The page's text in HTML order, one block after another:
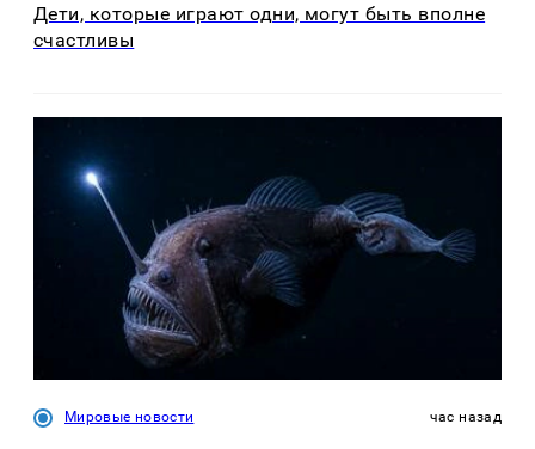
Дети, которые играют одни, могут быть вполне
счастливы
Мировые новости час назад